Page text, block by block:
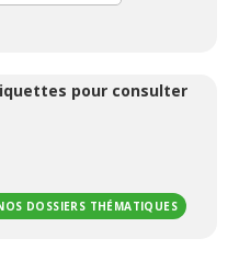
pour consulter
DOSSIERS THÉMATIQUES